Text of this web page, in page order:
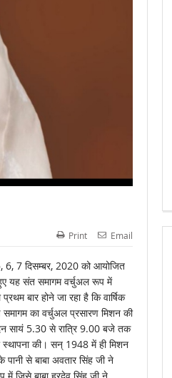
Print Email
6, 7 दिसम्बर, 2020 को आयोजित
हुए यह संत समागम वर्चुअल रूप में
बार होने जा रहा है कि वार्षिक
का वर्चुअल प्रसारण मिशन की
सायं 5.30 से रात्रि 9.00 बजे तक
स्थापना की। सन् 1948 में ही मिशन
से बाबा अवतार सिंह जी ने